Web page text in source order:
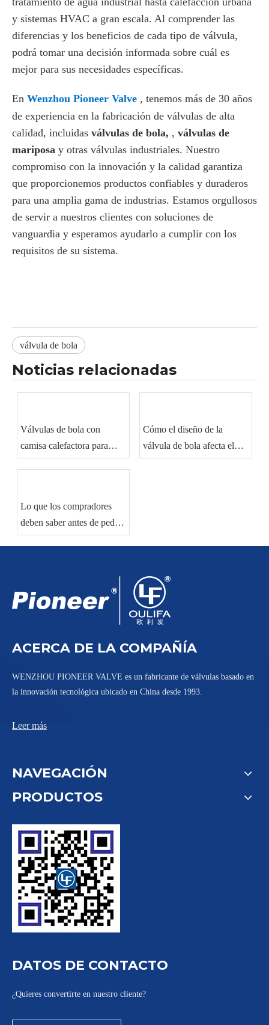
y sistemas HVAC a gran escala. Al comprender las
diferencias y los beneficios de cada tipo de válvula,
podrá tomar una decisión informada sobre cuál es
mejor para sus necesidades específicas.
En Wenzhou Pioneer Valve , tenemos más de 30 años
de experiencia en la fabricación de válvulas de alta
calidad, incluidas válvulas de bola, , válvulas de
mariposa y otras válvulas industriales. Nuestro
compromiso con la innovación y la calidad garantiza
que proporcionemos productos confiables y duraderos
para una amplia gama de industrias. Estamos orgullosos
de servir a nuestros clientes con soluciones de
vanguardia y esperamos ayudarlo a cumplir con los
requisitos de su sistema.
válvula de bola
Noticias relacionadas
Válvulas de bola con
camisa calefactora para
manipulación de materiales
Cómo el diseño de la
válvula de bola afecta el
sellado y el rendimiento del
Lo que los compradores
deben saber antes de pedir
válvulas de bola
ACERCA DE LA COMPAÑÍA
WENZHOU PIONEER VALVE es un fabricante de válvulas basado en
la innovación tecnológica ubicado en China desde 1993.
Leer más
NAVEGACIÓN
PRODUCTOS
DATOS DE CONTACTO
¿Quieres convertirte en nuestro cliente?